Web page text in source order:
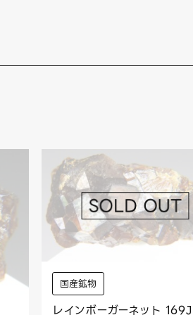
国産鉱物
レインボーガーネット